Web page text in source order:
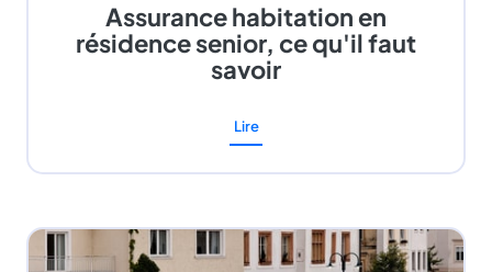
Assurance habitation en
résidence senior, ce qu'il faut
savoir
Lire